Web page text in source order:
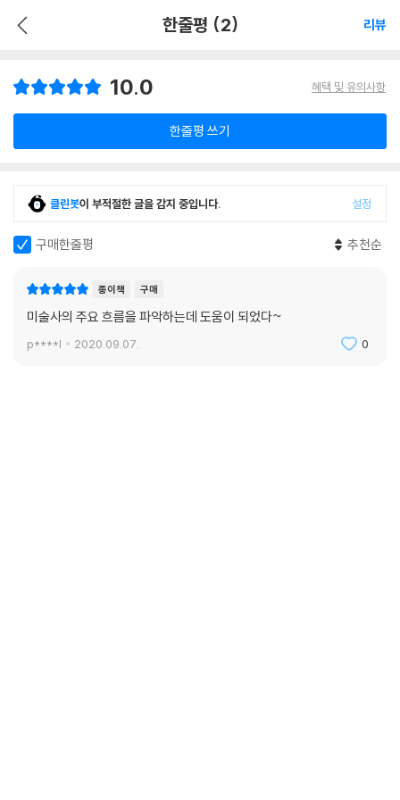
한줄평 (2) 리뷰
10.0 혜택 및 유의사항
한줄평 쓰기
클린봇이 부적절한 글을 감지 중입니다. 설정
구매한줄평 추천순
종이책 구매
미술사의 주요 흐름을 파악하는데 도움이 되었다~
p****l 2020.09.07. 0